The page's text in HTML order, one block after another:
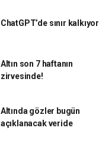
ChatGPT’de sınır kalkıyor
Altın son 7 haftanın
zirvesinde!
Altında gözler bugün
açıklanacak veride